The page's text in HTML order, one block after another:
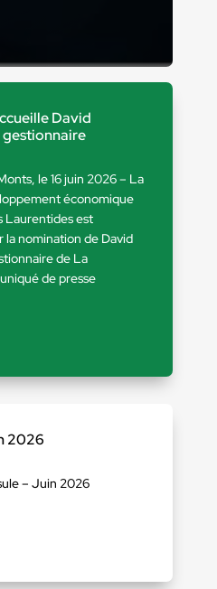
David
le 16 juin 2026 – La
économique
Laurentides est
la nomination de David
de La
de presse
2026
– Juin 2026